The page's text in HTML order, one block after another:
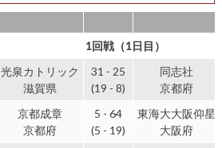
1回戦（1日目）
光泉カトリック
滋賀県
31 - 25
(19 - 8)
同志社
京都府
京都成章
京都府
5 - 64
(5 - 19)
東海大大阪仰星
大阪府